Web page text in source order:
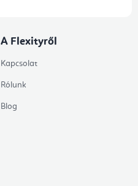
A Flexityről
Kapcsolat
Rólunk
Blog